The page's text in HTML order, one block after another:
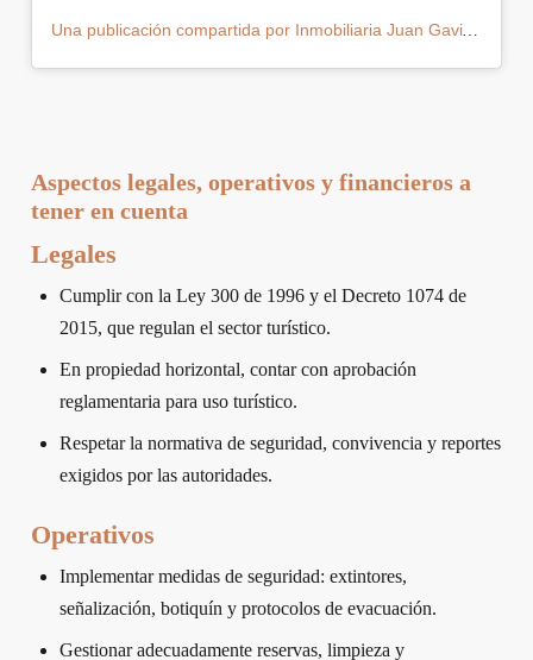
Aspectos legales, operativos y financieros a
tener en cuenta
Legales
Cumplir con la Ley 300 de 1996 y el Decreto 1074 de
2015, que regulan el sector turístico.
En propiedad horizontal, contar con aprobación
reglamentaria para uso turístico.
Respetar la normativa de seguridad, convivencia y reportes
exigidos por las autoridades.
Operativos
Implementar medidas de seguridad: extintores,
señalización, botiquín y protocolos de evacuación.
Gestionar adecuadamente reservas, limpieza y